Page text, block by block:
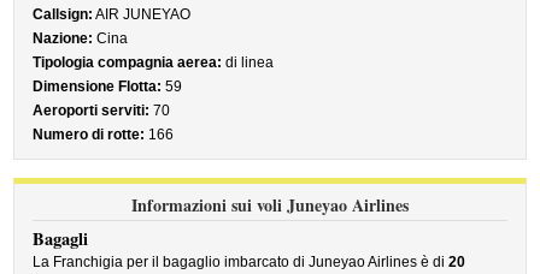
Callsign: AIR JUNEYAO
Nazione: Cina
Tipologia compagnia aerea: di linea
Dimensione Flotta: 59
Aeroporti serviti: 70
Numero di rotte: 166
Informazioni sui voli Juneyao Airlines
Bagagli
La Franchigia per il bagaglio imbarcato di Juneyao Airlines è di20